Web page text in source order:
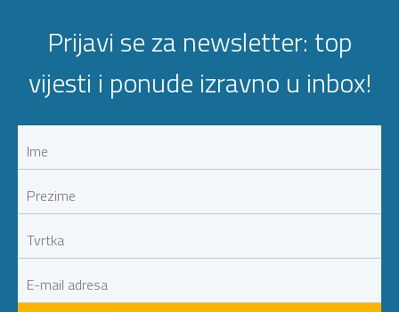
Prijavi se za newsletter: top
vijesti i ponude izravno u inbox!